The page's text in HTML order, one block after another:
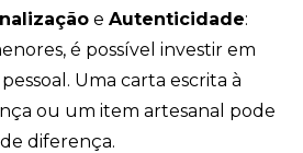
e Autenticidade:
é possível investir em
Uma carta escrita à
ou um item artesanal pode
diferença.